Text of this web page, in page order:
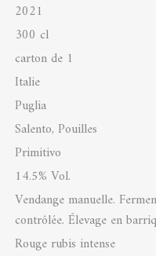
2021
300 cl
carton de 1
Italie
Puglia
Salento, Pouilles
Primitivo
14.5% Vol.
Vendange manuelle.
contrôlée. Élevage en
Rouge rubis intense